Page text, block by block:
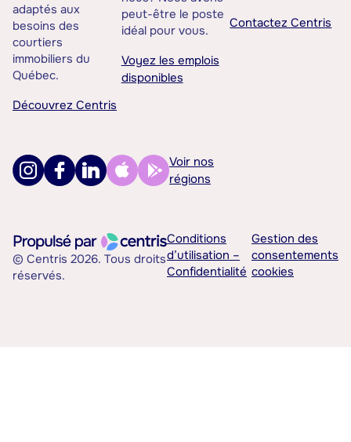
adaptés aux
besoins des
courtiers
immobiliers du
Québec.
Découvrez Centris
peut-être le poste
idéal pour vous.
Voyez les emplois
disponibles
Contactez Centris
Voir nos
régions
© Centris 2026. Tous droits
réservés.
Conditions
d’utilisation –
Confidentialité
Gestion des
consentements
cookies